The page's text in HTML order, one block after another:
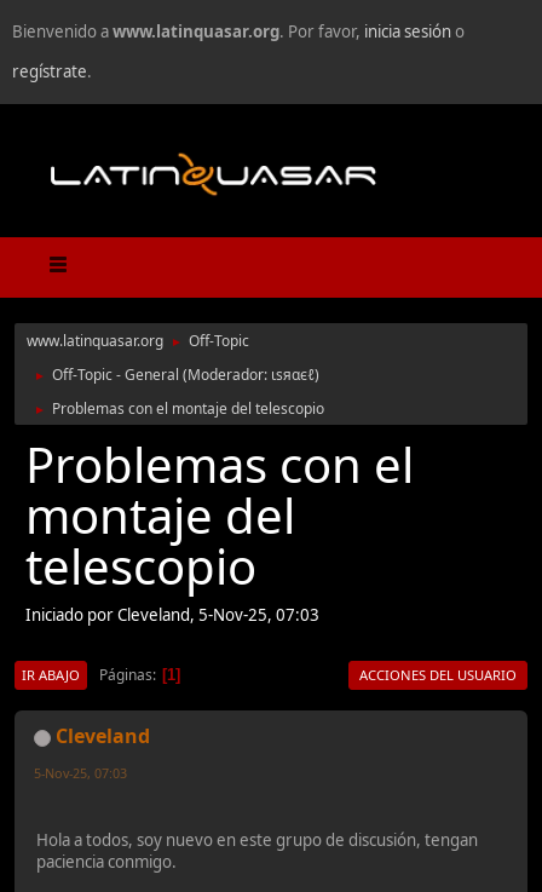
Bienvenido awww.latinquasar.org. Por favor, inicia sesióno
regístrate.
www.latinquasar.org ► Off-Topic
► Off-Topic - General (Moderador: ιѕяαєℓ)
► Problemas con el montaje del telescopio
Problemas con el
montaje del
telescopio
Iniciado por Cleveland, 5-Nov-25, 07:03
IR ABAJO Páginas 1 ACCIONES DEL USUARIO
Cleveland
5-Nov-25, 07:03
Hola a todos, soy nuevo en este grupo de discusión, tengan
paciencia conmigo.